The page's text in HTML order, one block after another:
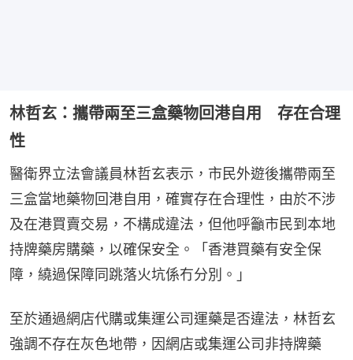
林哲玄：攜帶兩至三盒藥物回港自用 存在合理
性
醫衛界立法會議員林哲玄表示，市民外遊後攜帶兩至
三盒當地藥物回港自用，確實存在合理性，由於不涉
及在港買賣交易，不構成違法，但他呼籲市民到本地
持牌藥房購藥，以確保安全。「香港買藥有安全保
障，繞過保障同跳落火坑係冇分別。」
至於通過網店代購或集運公司運藥是否違法，林哲玄
強調不存在灰色地帶，因網店或集運公司非持牌藥